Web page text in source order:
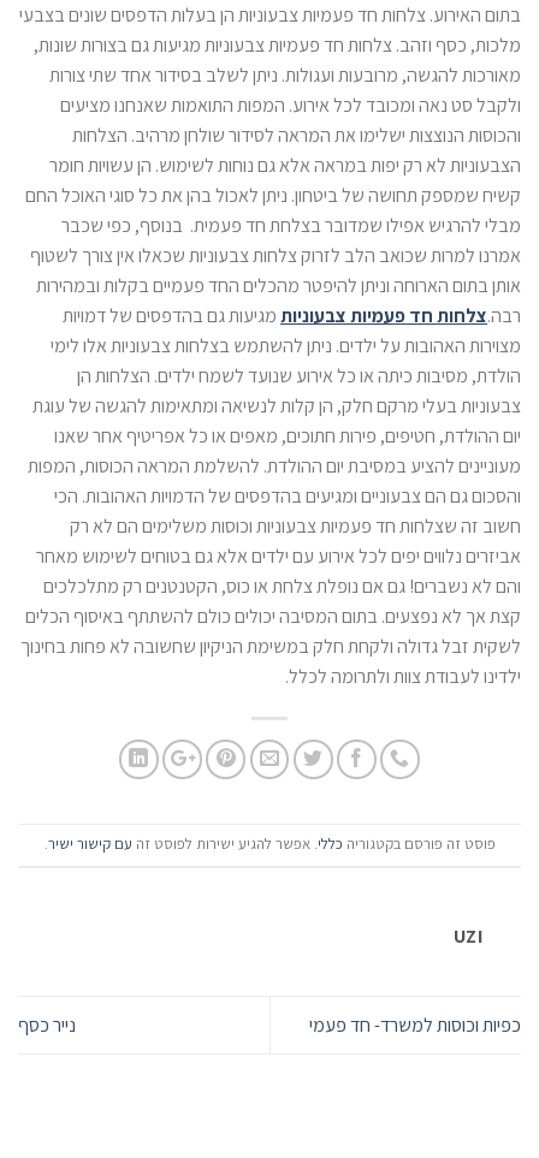
בתום האירוע. צלחות חד פעמיות צבעוניות הן בעלות הדפסים שונים בצבעי
מלכות, כסף וזהב. צלחות חד פעמיות צבעוניות מגיעות גם בצורות שונות,
מאורכות להגשה, מרובעות ועגולות. ניתן לשלב בסידור אחד שתי צורות
ולקבל סט נאה ומכובד לכל אירוע. המפות התואמות שאנחנו מציעים
והכוסות הנוצצות ישלימו את המראה לסידור שולחן מרהיב. הצלחות
הצבעוניות לא רק יפות במראה אלא גם נוחות לשימוש. הן עשויות חומר
קשיח שמספק תחושה של ביטחון. ניתן לאכול בהן את כל סוגי האוכל החם
מבלי להרגיש אפילו שמדובר בצלחת חד פעמית. בנוסף, כפי שכבר
אמרנו למרות שכואב הלב לזרוק צלחות צבעוניות שכאלו אין צורך לשטוף
אותן בתום הארוחה וניתן להיפטר מהכלים החד פעמיים בקלות ובמהירות
רבה.צלחות חד פעמיות צבעוניותמגיעות גם בהדפסים של דמויות
מצוירות האהובות על ילדים. ניתן להשתמש בצלחות צבעוניות אלו לימי
הולדת, מסיבות כיתה או כל אירוע שנועד לשמח ילדים. הצלחות הן
צבעוניות בעלי מרקם חלק, הן קלות לנשיאה ומתאימות להגשה של עוגת
יום ההולדת, חטיפים, פירות חתוכים, מאפים או כל אפריטיף אחר שאנו
מעוניינים להציע במסיבת יום ההולדת. להשלמת המראה הכוסות, המפות
והסכום גם הם צבעוניים ומגיעים בהדפסים של הדמויות האהובות. הכי
חשוב זה שצלחות חד פעמיות צבעוניות וכוסות משלימים הם לא רק
אביזרים נלווים יפים לכל אירוע עם ילדים אלא גם בטוחים לשימוש מאחר
והם לא נשברים! גם אם נופלת צלחת או כוס, הקטנטנים רק מתלכלכים
קצת אך לא נפצעים. בתום המסיבה יכולים כולם להשתתף באיסוף הכלים
לשקית זבל גדולה ולקחת חלק במשימת הניקיון שחשובה לא פחות בחינוך
ילדינו לעבודת צוות ולתרומה לכלל.
פוסט זה פורסם בקטגוריה כללי. אפשר להגיע ישירות לפוסט זה עם קישור ישיר.
UZI
כפיות וכוסות למשרד- חד פעמי נייר כסף